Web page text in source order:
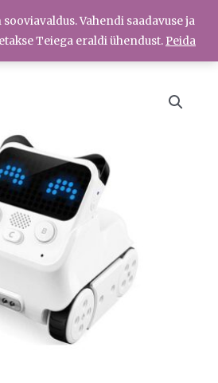
Vahendi saadavuse ja
Teiega eraldi ühendust. Peida
Menüü
Menüü